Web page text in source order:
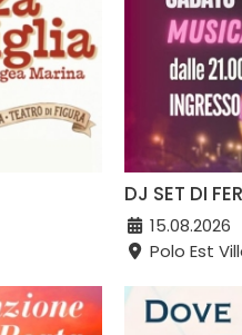
DJ SET DI
15.08.2026
Polo Est